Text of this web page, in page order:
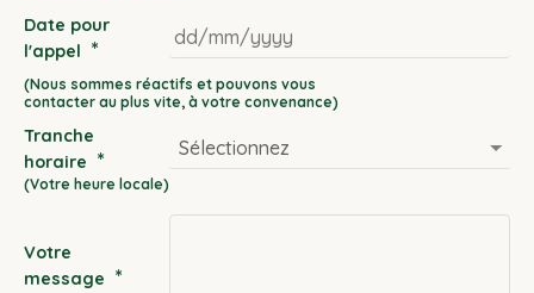
Date pour
l'appel *
DD
slash
MM
slash
Tranche
horaire *
Votre
message *